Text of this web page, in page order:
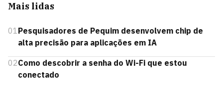
Mais lidas
01Pesquisadores de Pequim desenvolvem chip de
alta precisão para aplicações em IA
02Como descobrir a senha do Wi-Fi que estou
conectado